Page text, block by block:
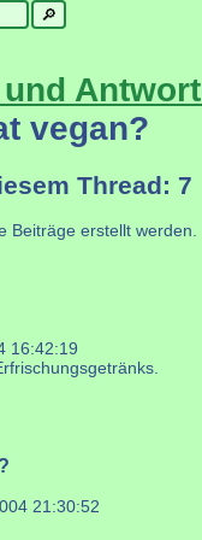
vegan?
Thread: 7
Beiträge erstellt werden.
16:42:19
21:30:52